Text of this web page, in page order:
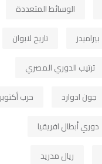
الوسائط المتعددة
بيراميدز
تاريخ لابوان
ترتيب الدوري المصري
جون ادوارد
حرب أكتوبر
دوري أبطال افريقيا
ريال مدريد